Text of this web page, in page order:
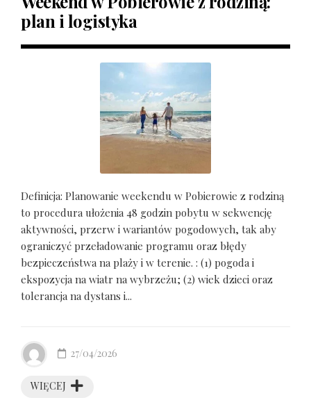
plan i logistyka
Definicja: Planowanie weekendu w Pobierowie z rodziną
to procedura ułożenia 48 godzin pobytu w sekwencję
aktywności, przerw i wariantów pogodowych, tak aby
ograniczyć przeładowanie programu oraz błędy
bezpieczeństwa na plaży i w terenie. : (1) pogoda i
ekspozycja na wiatr na wybrzeżu; (2) wiek dzieci oraz
tolerancja na dystans i...
WIĘCEJ
27/04/2026